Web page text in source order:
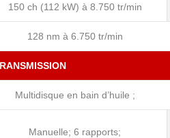
150 ch (112 kW) à 8.750 tr/min
128 nm à 6.750 tr/min
Multidisque en bain d’huile ;
Manuelle; 6 rapports;